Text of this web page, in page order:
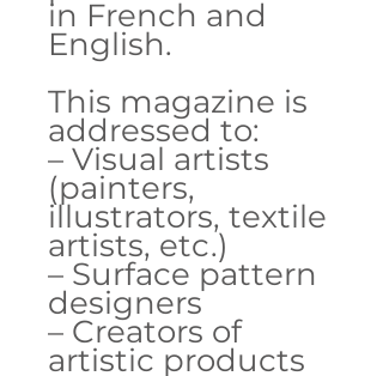
in French and
English.
This magazine is
addressed to:
– Visual artists
(painters,
illustrators, textile
artists, etc.)
– Surface pattern
designers
– Creators of
artistic products